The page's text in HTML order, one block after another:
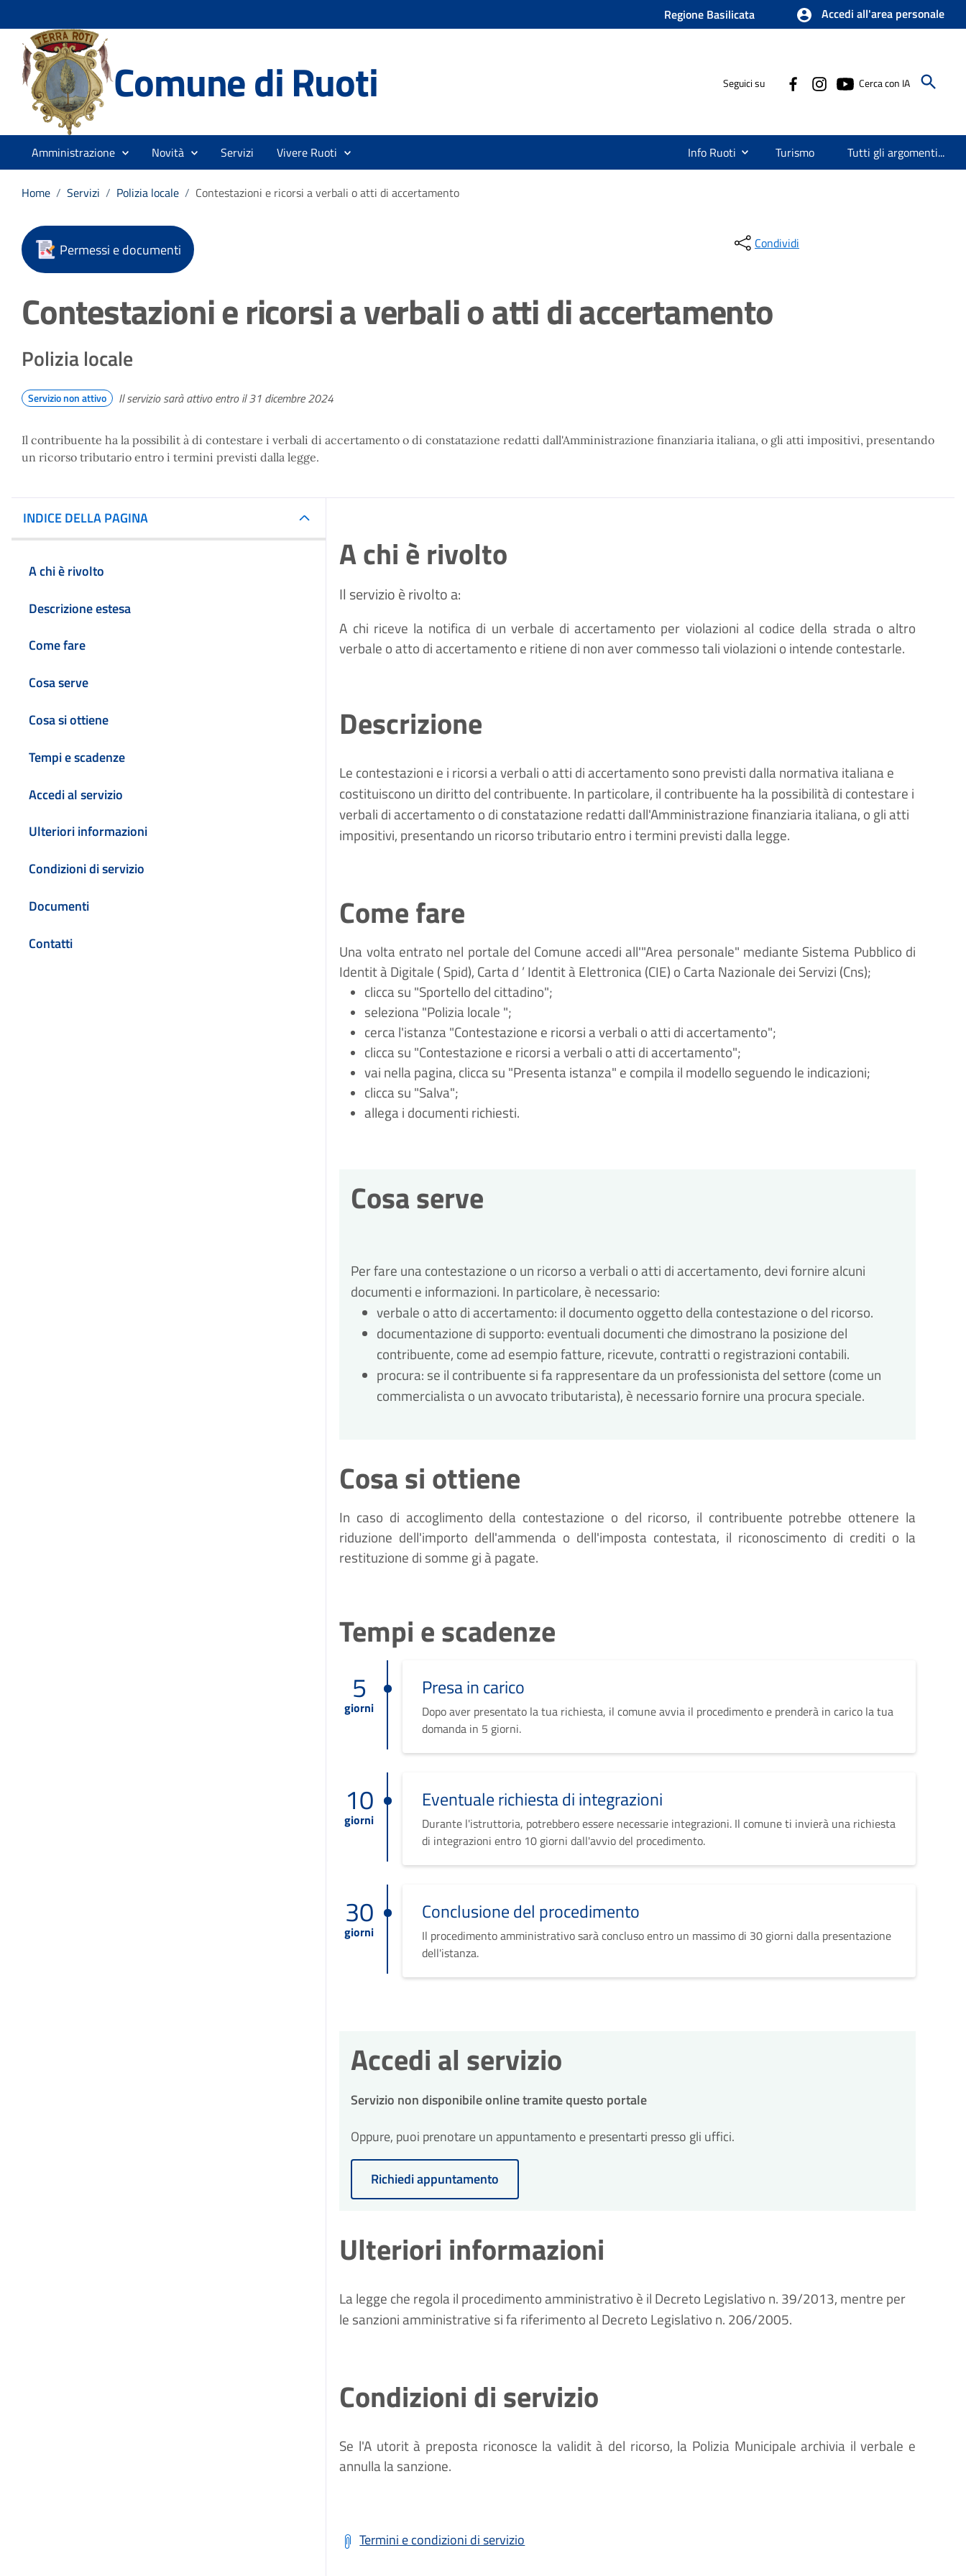
Regione Basilicata Accedi all'area personale
Comune di Ruoti Seguici su Cerca con IA
Amministrazione Novità Servizi Vivere Ruoti Info Ruoti Turismo Tutti gli argomenti...
Home / Servizi / Polizia locale / Contestazioni e ricorsi a verbali o atti di accertamento
Permessi e documenti Condividi
Contestazioni e ricorsi a verbali o atti di accertamento
Polizia locale
Servizio non attivo Il servizio sarà attivo entro il 31 dicembre 2024
Il contribuente ha la possibilit à di contestare i verbali di accertamento o di constatazione redatti dall'Amministrazione finanziaria italiana, o gli atti impositivi, presentando
un ricorso tributario entro i termini previsti dalla legge.
INDICE DELLA PAGINA
A chi è rivolto
Descrizione estesa
Come fare
Cosa serve
Cosa si ottiene
Tempi e scadenze
Accedi al servizio
Ulteriori informazioni
Condizioni di servizio
Documenti
Contatti
A chi è rivolto
Il servizio è rivolto a:
A chi riceve la notifica di un verbale di accertamento per violazioni al codice della strada o altro
verbale o atto di accertamento e ritiene di non aver commesso tali violazioni o intende contestarle.
Descrizione
Le contestazioni e i ricorsi a verbali o atti di accertamento sono previsti dalla normativa italiana e
costituiscono un diritto del contribuente. In particolare, il contribuente ha la possibilità di contestare i
verbali di accertamento o di constatazione redatti dall'Amministrazione finanziaria italiana, o gli atti
impositivi, presentando un ricorso tributario entro i termini previsti dalla legge.
Come fare
Una volta entrato nel portale del Comune accedi all'"Area personale" mediante Sistema Pubblico di
IdentitàDigitale ( Spid), Carta d ’ IdentitàElettronica (CIE) o Carta Nazionale dei Servizi (Cns);
clicca su "Sportello del cittadino";
seleziona "Polizia locale ";
cerca l'istanza "Contestazione e ricorsi a verbali o atti di accertamento";
clicca su "Contestazione e ricorsi a verbali o atti di accertamento";
vai nella pagina, clicca su "Presenta istanza" e compila il modello seguendo le indicazioni;
clicca su "Salva";
allega i documenti richiesti.
Cosa serve
Per fare una contestazione o un ricorso a verbali o atti di accertamento, devi fornire alcuni
documenti e informazioni. In particolare, è necessario:
verbale o atto di accertamento: il documento oggetto della contestazione o del ricorso.
documentazione di supporto: eventuali documenti che dimostrano la posizione del
contribuente, come ad esempio fatture, ricevute, contratti o registrazioni contabili.
procura: se il contribuente si fa rappresentare da un professionista del settore (come un
commercialista o un avvocato tributarista), è necessario fornire una procura speciale.
Cosa si ottiene
In caso di accoglimento della contestazione o del ricorso, il contribuente potrebbe ottenere la
riduzione dell'importo dell'ammenda o dell'imposta contestata, il riconoscimento di crediti o la
restituzione di somme giàpagate.
Tempi e scadenze
5
giorni
Presa in carico
Dopo aver presentato la tua richiesta, il comune avvia il procedimento e prenderà in carico la tua
domanda in 5 giorni.
10
giorni
Eventuale richiesta di integrazioni
Durante l'istruttoria, potrebbero essere necessarie integrazioni. Il comune ti invierà una richiesta
di integrazioni entro 10 giorni dall'avvio del procedimento.
30
giorni
Conclusione del procedimento
Il procedimento amministrativo sarà concluso entro un massimo di 30 giorni dalla presentazione
dell'istanza.
Accedi al servizio
Servizio non disponibile online tramite questo portale
Oppure, puoi prenotare un appuntamento e presentarti presso gli uffici.
Richiedi appuntamento
Ulteriori informazioni
La legge che regola il procedimento amministrativo è il Decreto Legislativo n. 39/2013, mentre per
le sanzioni amministrative si fa riferimento al Decreto Legislativo n. 206/2005.
Condizioni di servizio
Se l'A utorit à preposta riconosce la validità del ricorso, la Polizia Municipale archivia il verbale e
annulla la sanzione.
Termini e condizioni di servizio